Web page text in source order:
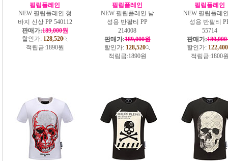
필립플레인
NEW 필립플레인 청
바지 신상 PP 540112
판매가:189,000원
할인가: 128,520
적립금:1890원
필립플레인
NEW 필립플레인 남
성용 반팔티 PP
214008
판매가:189,000원
할인가: 128,520
적립금:1890원
필립플레인
NEW 필립플레
성용 반팔티
55714
판매가:
할인가: 122,400
적립금:1800